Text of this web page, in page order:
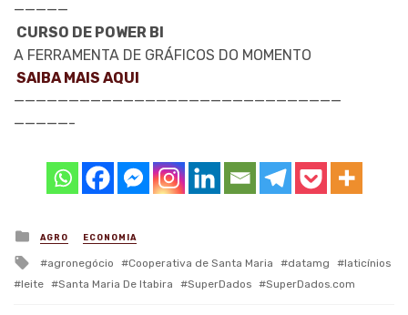
—————
CURSO DE POWER BI
A FERRAMENTA DE GRÁFICOS DO MOMENTO
SAIBA MAIS AQUI
——————————————————————————————
—————-
Posted
in
AGRO ECONOMIA
Tagged
with
agronegócio Cooperativa de Santa Maria datamg
laticínios
leite
Santa Maria De Itabira SuperDados SuperDados.com